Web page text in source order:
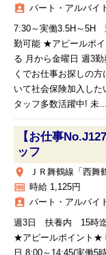
assignment_ind パート・アルバイ
7:30～実働3.5H～
勤可能 ★アピールポ
る 月から金曜日 週3
くでお仕事お探しの
いて社会保険加入し
タッフ多数活躍中! 未...
【お仕事
ッフ
place ＪＲ舞鶴線「西舞
money 時給 1,125円
assignment_ind パート・アルバイ
週3日 扶養内 15時
★アピールポイント★
日 8:00～14:45(実働5